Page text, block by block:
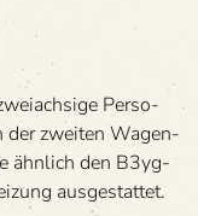
Per­so­
der zwei­ten Wagen­
ähn­lich den B3yg-
ausgestattet.